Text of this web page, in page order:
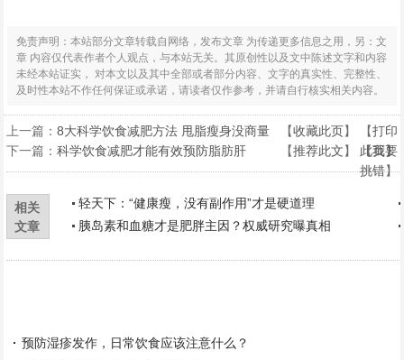
免责声明：本站部分文章转载自网络，发布文章 为传递更多信息之用，另：文
章 内容仅代表作者个人观点，与本站无关。其原创性以及文中陈述文字和内容
未经本站证实， 对本文以及其中全部或者部分内容、文字的真实性、完整性、
及时性本站不作任何保证或承诺，请读者仅作参考，并请自行核实相关内容。
上一篇：8大科学饮食减肥方法 甩脂瘦身没商量
下一篇：科学饮食减肥才能有效预防脂肪肝
【收藏此页】 【打印
此页】
【推荐此文】 【我要
挑错】
相关
文章
轻天下：“健康瘦，没有副作用”才是硬道理
胰岛素和血糖才是肥胖主因？权威研究曝真相
预防湿疹发作，日常饮食应该注意什么？